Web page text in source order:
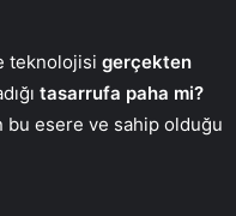
teknolojisi gerçekten
tasarrufa paha mi?
bu esere ve sahip olduğu